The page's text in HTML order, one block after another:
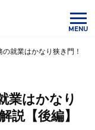
MENU
就業はかなり狭き門！
業はかなり
説【後編】